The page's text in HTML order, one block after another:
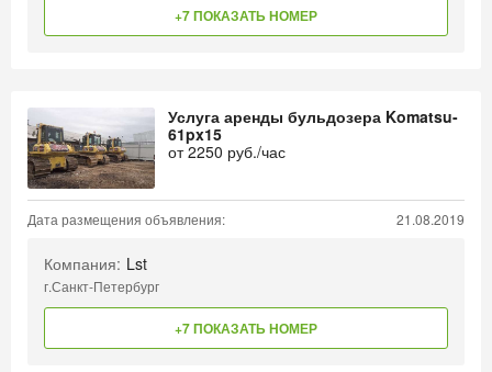
+7 ПОКАЗАТЬ НОМЕР
Услуга аренды бульдозера Komatsu-
61px15
от2250 руб./час
Дата размещения объявления: 21.08.2019
Компания: Lst
г.Санкт-Петербург
+7 ПОКАЗАТЬ НОМЕР